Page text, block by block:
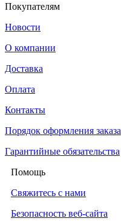
Покупателям
Новости
О компании
Доставка
Оплата
Контакты
Порядок оформления заказа
Гарантийные обязательства
Помощь
Свяжитесь с нами
Безопасность веб-сайта